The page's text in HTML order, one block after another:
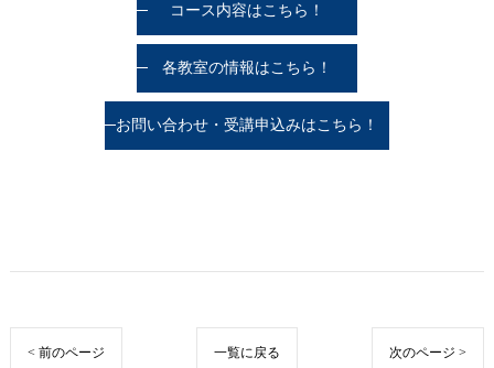
コース内容はこちら！
各教室の情報はこちら！
お問い合わせ・受講申込みはこちら！
< 前のページ 一覧に戻る 次のページ >